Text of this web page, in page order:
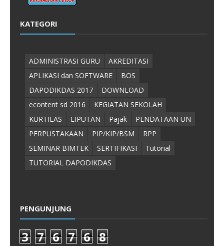
KATEGORI
ADMINISTRASI GURU
AKREDITASI
APLIKASI dan SOFTWARE
BOS
DAPODIKDAS 2017
DOWNLOAD
econtent sd 2016
KEGIATAN SEKOLAH
KURTILAS
LIPUTAN Pajak
PENDATAAN UN
PERPUSTAKAAN
PIP/KIP/BSM
RPP
SEMINAR BIMTEK
SERTIFIKASI
Tutorial
TUTORIAL DAPODIKDAS
PENGUNJUNG
3 7 6 7 6 8